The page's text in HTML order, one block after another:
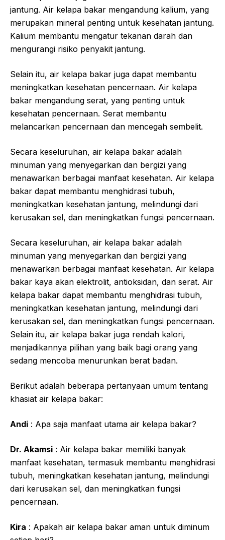
jantung. Air kelapa bakar mengandung kalium, yang
merupakan mineral penting untuk kesehatan jantung.
Kalium membantu mengatur tekanan darah dan
mengurangi risiko penyakit jantung.
Selain itu, air kelapa bakar juga dapat membantu
meningkatkan kesehatan pencernaan. Air kelapa
bakar mengandung serat, yang penting untuk
kesehatan pencernaan. Serat membantu
melancarkan pencernaan dan mencegah sembelit.
Secara keseluruhan, air kelapa bakar adalah
minuman yang menyegarkan dan bergizi yang
menawarkan berbagai manfaat kesehatan. Air kelapa
bakar dapat membantu menghidrasi tubuh,
meningkatkan kesehatan jantung, melindungi dari
kerusakan sel, dan meningkatkan fungsi pencernaan.
Secara keseluruhan, air kelapa bakar adalah
minuman yang menyegarkan dan bergizi yang
menawarkan berbagai manfaat kesehatan. Air kelapa
bakar kaya akan elektrolit, antioksidan, dan serat. Air
kelapa bakar dapat membantu menghidrasi tubuh,
meningkatkan kesehatan jantung, melindungi dari
kerusakan sel, dan meningkatkan fungsi pencernaan.
Selain itu, air kelapa bakar juga rendah kalori,
menjadikannya pilihan yang baik bagi orang yang
sedang mencoba menurunkan berat badan.
Berikut adalah beberapa pertanyaan umum tentang
khasiat air kelapa bakar:
Andi : Apa saja manfaat utama air kelapa bakar?
Dr. Akamsi : Air kelapa bakar memiliki banyak
manfaat kesehatan, termasuk membantu menghidrasi
tubuh, meningkatkan kesehatan jantung, melindungi
dari kerusakan sel, dan meningkatkan fungsi
pencernaan.
Kira : Apakah air kelapa bakar aman untuk diminum